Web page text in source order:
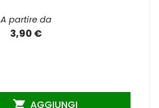
A partire da
3,90 €
AGGIUNGI